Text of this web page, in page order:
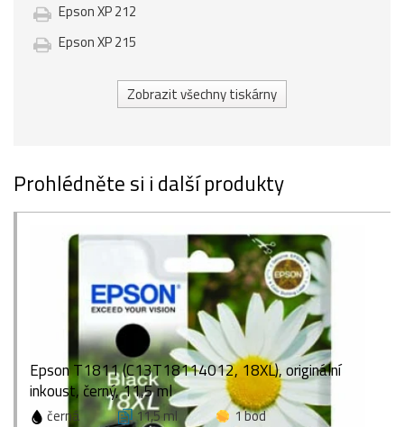
Epson XP 212
Epson XP 215
Zobrazit všechny tiskárny
Prohlédněte si i další produkty
Epson T1811 (C13T18114012, 18XL), originální
inkoust, černý, 11,5 ml
černá 11,5 ml
1 bod